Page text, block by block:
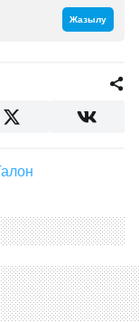
Жазылу
#талон